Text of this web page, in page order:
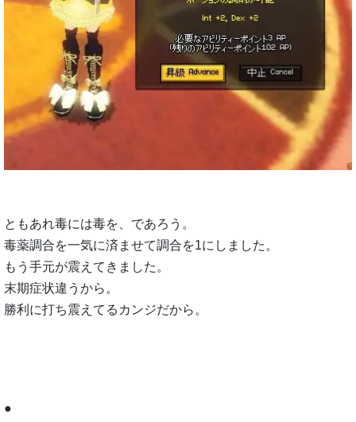
ともあれ毒には毒を、であろう。
毒薬調合を一気に済ませて調合を1にしました。
もう手元が震えてきました。
末期症状違うから。
勝利に打ち震えてるカンジだから。
●